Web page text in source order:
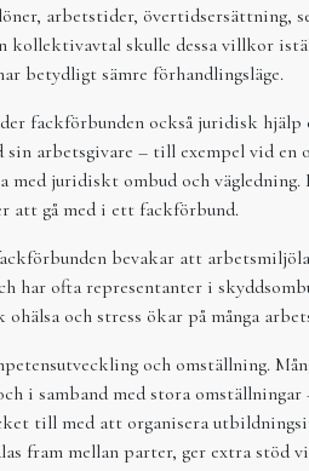
arbetstider, övertidsersättning,
kollektivavtal skulle dessa villkor
betydligt sämre förhandlingsläge.
fackförbunden också juridisk
sin arbetsgivare – till exempel vid
juridiskt ombud och vägledning.
att gå med i ett fackförbund.
bevakar att
har ofta representanter i
och stress ökar på många
och omställning.
i samband med stora
till med att organisera
fram mellan parter, ger extra stöd